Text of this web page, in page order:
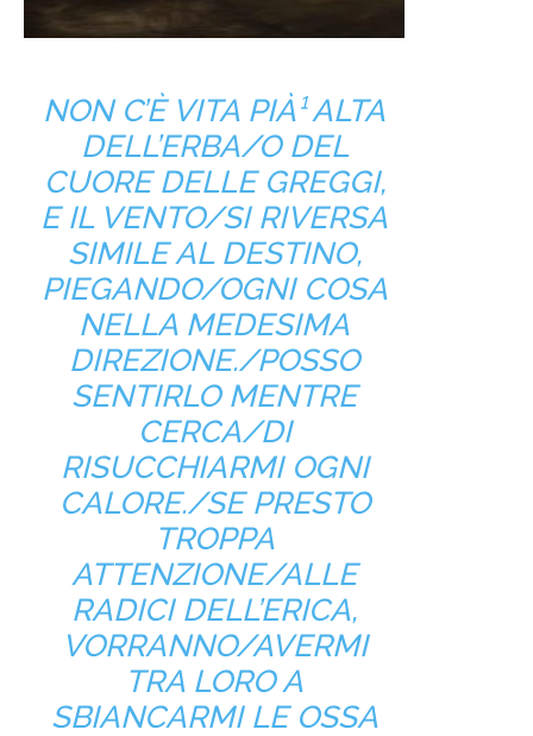
NON C’È VITA PIÀ¹ ALTA
DELL’ERBA/O DEL
CUORE DELLE GREGGI,
E IL VENTO/SI RIVERSA
SIMILE AL DESTINO,
PIEGANDO/OGNI COSA
NELLA MEDESIMA
DIREZIONE./POSSO
SENTIRLO MENTRE
CERCA/DI
RISUCCHIARMI OGNI
CALORE./SE PRESTO
TROPPA
ATTENZIONE/ALLE
RADICI DELL’ERICA,
VORRANNO/AVERMI
TRA LORO A
SBIANCARMI LE OSSA